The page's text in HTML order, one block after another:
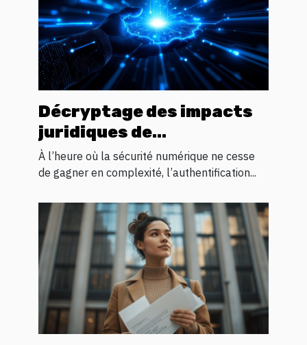
Décryptage des impacts
juridiques de
l'authentification
biométrique
À l’heure où la sécurité numérique ne cesse
de gagner en complexité, l’authentification...